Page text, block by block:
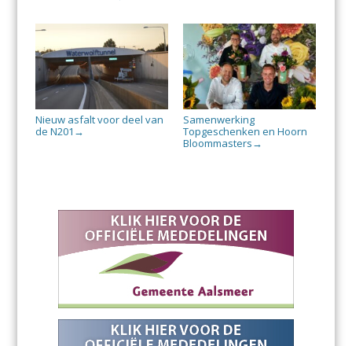
Nieuw asfalt voor deel van
de N201 →
Samenwerking
Topgeschenken en Hoorn
Bloommasters →